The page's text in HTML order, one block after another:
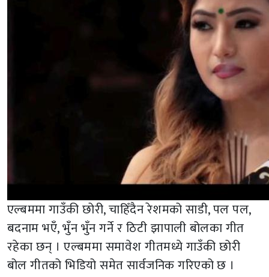
एल्बममा गाउँकी छोरी, चाहिँदैन रेशमको साडी, पल पल,
बदनाम भएँ, भुँन भुँन गर्ने र ठिटी झापाली बोलका गीत
रहेका छन् । एल्बममा समावेश गीतमध्ये गाउँकी छोरी
बोल गीतको भिडियो समेत सार्वजनिक गरिएको छ ।